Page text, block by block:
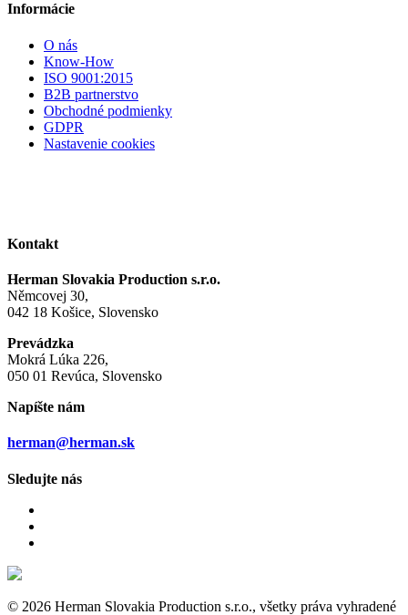
Informácie
O nás
Know-How
ISO 9001:2015
B2B partnerstvo
Obchodné podmienky
GDPR
Nastavenie cookies
Kontakt
Herman Slovakia Production s.r.o.
Němcovej 30,
042 18 Košice, Slovensko
Prevádzka
Mokrá Lúka 226,
050 01 Revúca, Slovensko
Napíšte nám
herman@herman.sk
Sledujte nás
© 2026 Herman Slovakia Production s.r.o., všetky práva vyhradené